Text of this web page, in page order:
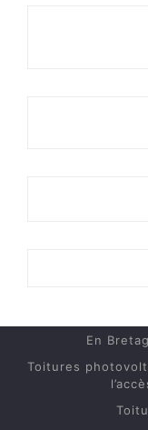
En
Toitures